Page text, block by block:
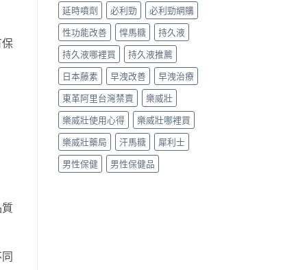
延時噴劑
必利勁
必利勁網購
性功能改善
悍馬糖
持久液
持久液哪裡買
持久液推薦
日本藤素
早洩改善
早洩治療
東革阿里台灣禁賣
樂威壯
樂威壯使用心得
樂威壯哪裡買
樂威壯藥局
汗馬糖
犀利士
男性保健
男性保健品